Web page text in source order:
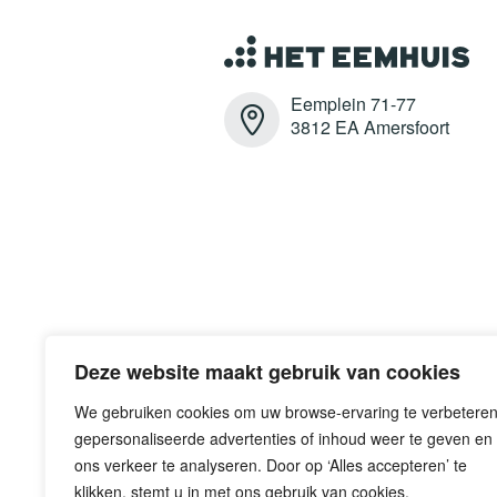
Deze website maakt gebruik van cookies
We gebruiken cookies om uw browse-ervaring te
gepersonaliseerde advertenties of inhoud weer te geven en
ons verkeer te analyseren. Door op ‘Alles accepteren’ te
klikken, stemt u in met ons gebruik van cookies.
Eemplein 71-77
3812 EA Amersfoort